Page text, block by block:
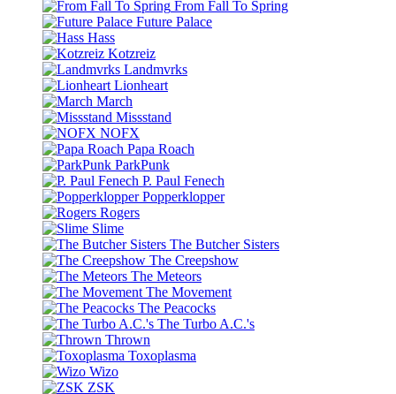
From Fall To Spring
Future Palace
Hass
Kotzreiz
Landmvrks
Lionheart
March
Missstand
NOFX
Papa Roach
ParkPunk
P. Paul Fenech
Popperklopper
Rogers
Slime
The Butcher Sisters
The Creepshow
The Meteors
The Movement
The Peacocks
The Turbo A.C.'s
Thrown
Toxoplasma
Wizo
ZSK